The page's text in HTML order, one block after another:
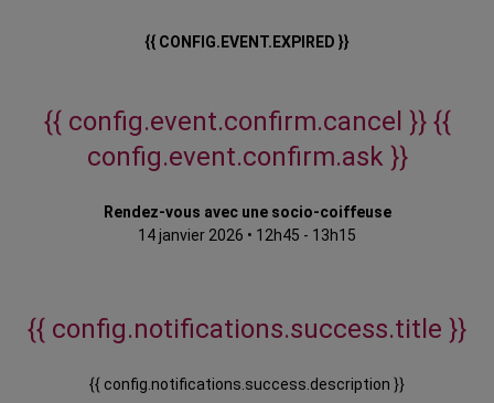
{{ CONFIG.EVENT.EXPIRED }}
{{ config.event.confirm.cancel }} {{
config.event.confirm.ask }}
Rendez-vous avec une socio-coiffeuse
14 janvier 2026 • 12h45 - 13h15
{{ config.notifications.success.title }}
{{ config.notifications.success.description }}